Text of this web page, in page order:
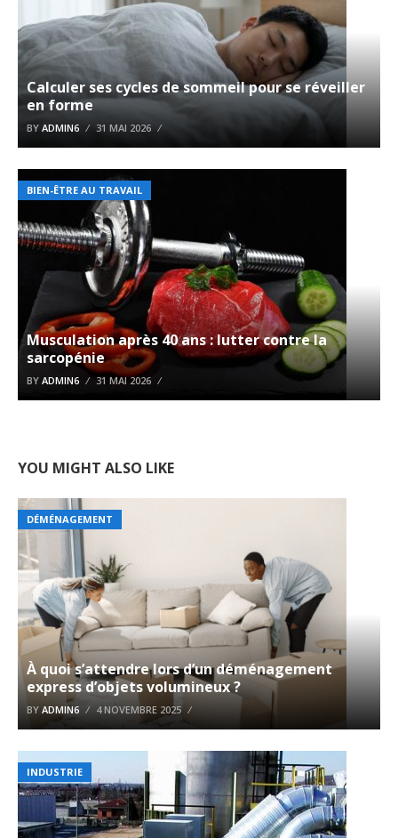
Calculer ses cycles de sommeil pour se réveiller
en forme
BY ADMIN6 31 MAI 2026
BIEN-ÊTRE AU TRAVAIL
Musculation après 40 ans : lutter contre la
sarcopénie
BY ADMIN6 31 MAI 2026
YOU MIGHT ALSO LIKE
DÉMÉNAGEMENT
À quoi s’attendre lors d’un déménagement
express d’objets volumineux ?
BY ADMIN6 4 NOVEMBRE 2025
INDUSTRIE